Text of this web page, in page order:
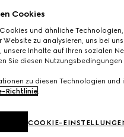
Cookies
und ähnliche
Website zu analysieren, uns bei
unsere Inhalte auf Ihren sozialen
Sie diesen Nutzungsbedingungen
zu diesen Technologien
Richtlinie.
COOKIE-